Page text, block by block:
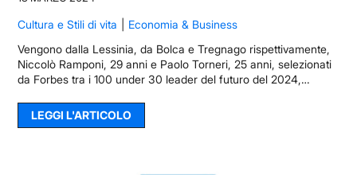
Cultura e Stili di vita
Economia & Business
Vengono dalla Lessinia, da Bolca e Tregnago rispettivamente,
Niccolò Ramponi, 29 anni e Paolo Torneri, 25 anni, selezionati
da Forbes tra i 100 under 30 leader del futuro del 2024,…
LEGGI L'ARTICOLO